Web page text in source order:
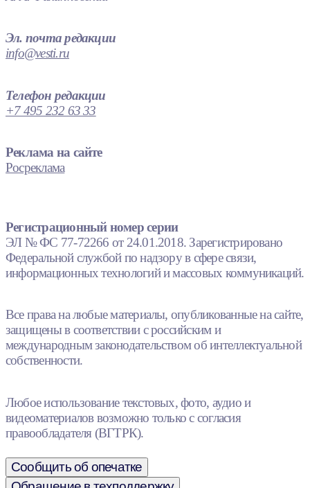
Эл. почта редакции
info@vesti.ru
Телефон редакции
+7 495 232 63 33
Реклама на сайте
Росреклама
Регистрационный номер серии
ЭЛ № ФС 77-72266 от 24.01.2018. Зарегистрировано
Федеральной службой по надзору в сфере связи,
информационных технологий и массовых коммуникаций.
Все права на любые материалы, опубликованные на сайте,
защищены в соответствии с российским и
международным законодательством об интеллектуальной
собственности.
Любое использование текстовых, фото, аудио и
видеоматериалов возможно только с согласия
правообладателя (ВГТРК).
Сообщить об опечатке